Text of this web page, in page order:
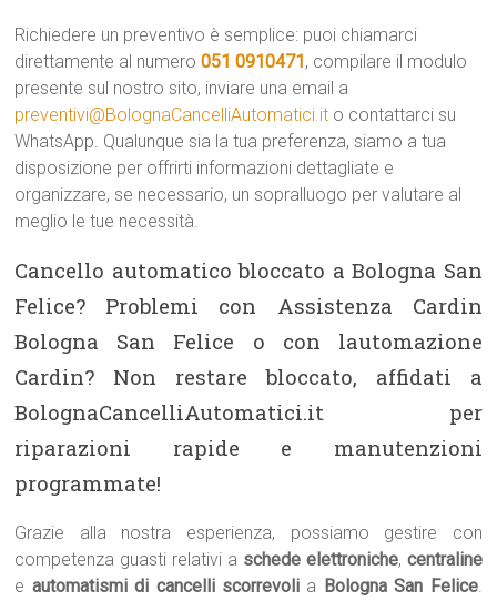
Richiedere un preventivo è semplice: puoi chiamarci
direttamente al numero051 0910471, compilare il modulo
presente sul nostro sito, inviare una email a
preventivi@BolognaCancelliAutomatici.it o contattarci su
WhatsApp. Qualunque sia la tua preferenza, siamo a tua
disposizione per offrirti informazioni dettagliate e
organizzare, se necessario, un sopralluogo per valutare al
meglio le tue necessità.
Cancello automatico bloccato a Bologna San
Felice? Problemi con Assistenza Cardin
Bologna San Felice o con lautomazione
Cardin? Non restare bloccato, affidati a
BolognaCancelliAutomatici.it per
riparazioni rapide e manutenzioni
programmate!
Grazie alla nostra esperienza, possiamo gestire con
competenza guasti relativi a schede elettroniche, centraline
e automatismi di cancelli scorrevoli a Bologna San Felice.